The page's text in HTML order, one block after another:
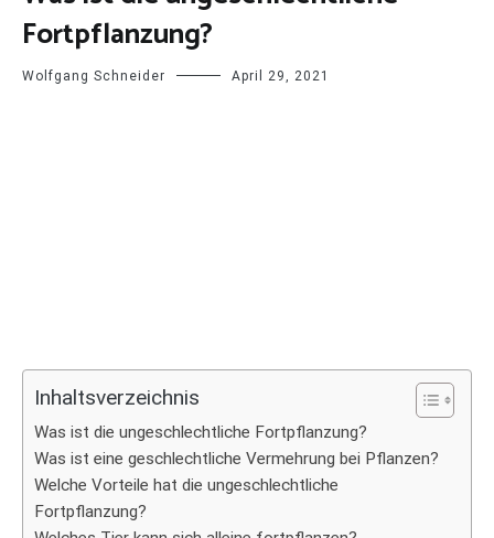
Fortpflanzung?
Wolfgang Schneider April 29, 2021
Inhaltsverzeichnis
Was ist die ungeschlechtliche Fortpflanzung?
Was ist eine geschlechtliche Vermehrung bei Pflanzen?
Welche Vorteile hat die ungeschlechtliche
Fortpflanzung?